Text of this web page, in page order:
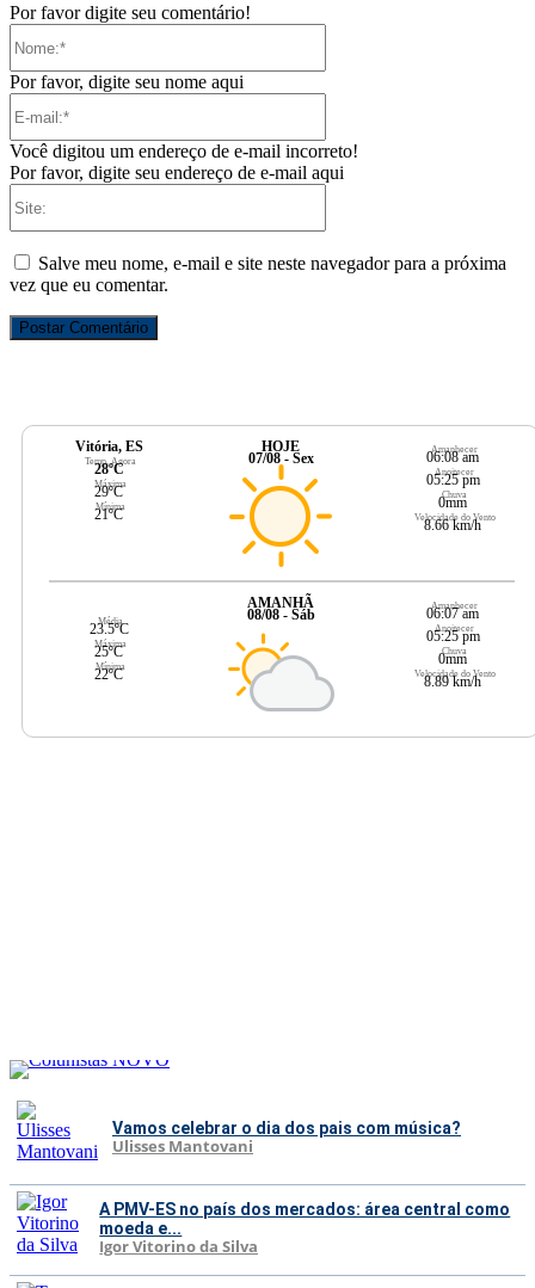
Por favor digite seu comentário!
Por favor, digite seu nome aqui
Você digitou um endereço de e-mail incorreto!
Por favor, digite seu endereço de e-mail aqui
Salve meu nome, e-mail e site neste navegador para a próxima
vez que eu comentar.
Vitória, ES
Temp. Agora
28ºC
Máxima
29ºC
Mínima
21ºC
HOJE
07/08 - Sex
Amanhecer
06:08 am
Anoitecer
05:25 pm
Chuva
0mm
Velocidade do Vento
8.66 km/h
Média
23.5ºC
Máxima
25ºC
Mínima
22ºC
AMANHÃ
08/08 - Sáb
Amanhecer
06:07 am
Anoitecer
05:25 pm
Chuva
0mm
Velocidade do Vento
8.89 km/h
Vamos celebrar o dia dos pais com música?
Ulisses Mantovani
A PMV-ES no país dos mercados: área central como
moeda e...
Igor Vitorino da Silva